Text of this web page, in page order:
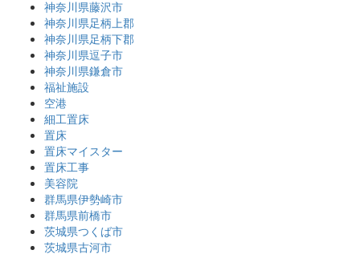
神奈川県藤沢市
神奈川県足柄上郡
神奈川県足柄下郡
神奈川県逗子市
神奈川県鎌倉市
福祉施設
空港
細工置床
置床
置床マイスター
置床工事
美容院
群馬県伊勢崎市
群馬県前橋市
茨城県つくば市
茨城県古河市